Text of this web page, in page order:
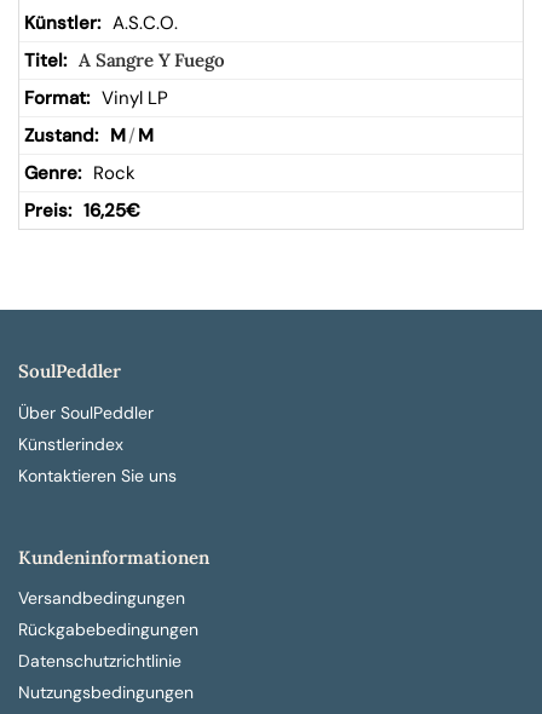
A.S.C.O.
A Sangre Y Fuego
Vinyl LP
M/ M
Rock
16,25€
SoulPeddler
Über SoulPeddler
Künstlerindex
Kontaktieren Sie uns
Kundeninformationen
Versandbedingungen
Rückgabebedingungen
Datenschutzrichtlinie
Nutzungsbedingungen